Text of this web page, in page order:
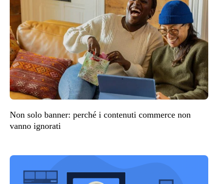
Non solo banner: perché i contenuti commerce non
vanno ignorati